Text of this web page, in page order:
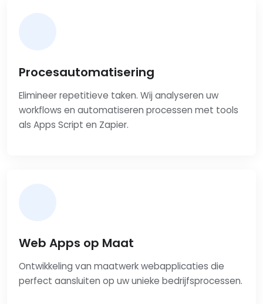
Procesautomatisering
Elimineer repetitieve taken. Wij analyseren uw
workflows en automatiseren processen met tools
als Apps Script en Zapier.
Web Apps op Maat
Ontwikkeling van maatwerk webapplicaties die
perfect aansluiten op uw unieke bedrijfsprocessen.